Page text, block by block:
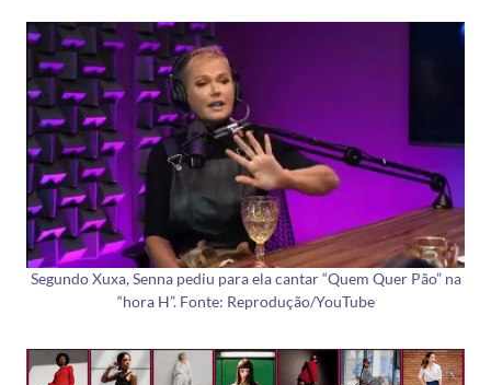
Segundo Xuxa, Senna pediu para ela cantar “Quem Quer Pão” na
“hora H”. Fonte: Reprodução/YouTube